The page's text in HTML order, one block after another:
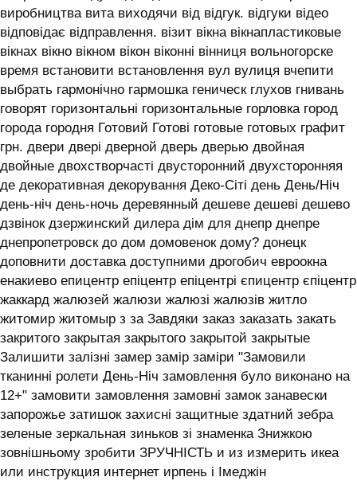
виробництва вита виходячи від відгук. відгуки відео
відповідає відправлення. візит вікна вікнапластиковые
вікнах вікно вікном вікон віконні вінниця вольногорске
время встановити встановлення вул вулиця вчепити
выбрать гармонічно гармошка геническ глухов гнивань
говорят горизонтальні горизонтальные горловка город
города городня Готовий Готові готовые готовых графит
грн. двери двері дверной дверь дверью двойная
двойные двохстворчасті двусторонний двухсторонняя
де декоративная декорування Деко-Сіті день День/Ніч
день-ніч день-ночь деревянный дешеве дешеві дешево
дзвінок дзержинский дилера дім для днепр днепре
днепропетровск до дом домовенок дому? донецк
доповнити доставка доступними дрогобич евроокна
енакиево епицентр епіцентр епіцентрі єпицентр єпіцентр
жаккард жалюзей жалюзи жалюзі жалюзів житло
житомир житомыр з за Завдяки заказ заказать закать
закритого закрытая закрытого закрытой закрытые
Залишити залізні замер замір заміри "Замовили
тканинні ролети День-Ніч замовлення було виконано на
12+" замовити замовлення замовні замок занавески
запорожье затишок захисні защитные здатний зебра
зеленые зеркальная зиньков зі знаменка Знижкою
зовнішньому зробити ЗРУЧНІСТЬ и из измерить икеа
или инструкция интернет ирпень і ‎Імеджін